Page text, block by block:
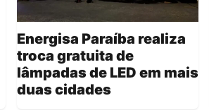
Energisa Paraíba realiza
troca gratuita de
lâmpadas de LED em mais
duas cidades